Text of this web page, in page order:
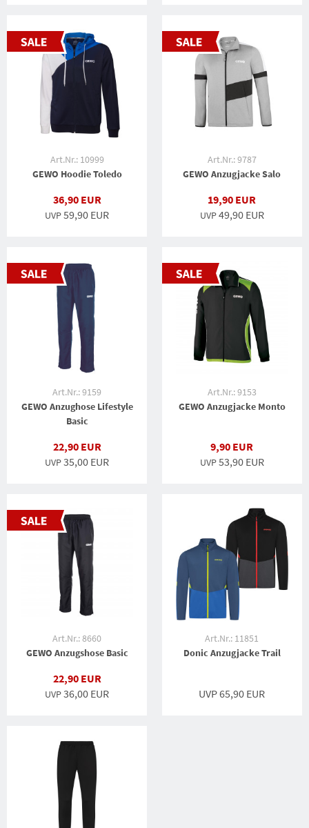
Art.Nr.: 10999
GEWO Hoodie Toledo
36,90 EUR
UVP59,90 EUR
Art.Nr.: 9787
GEWO Anzugjacke Salo
19,90 EUR
UVP49,90 EUR
Art.Nr.: 9159
GEWO Anzughose Lifestyle
Basic
22,90 EUR
UVP35,00 EUR
Art.Nr.: 9153
GEWO Anzugjacke Monto
9,90 EUR
UVP53,90 EUR
Art.Nr.: 8660
GEWO Anzugshose Basic
22,90 EUR
UVP36,00 EUR
Art.Nr.: 11851
Donic Anzugjacke Trail
UVP 65,90 EUR